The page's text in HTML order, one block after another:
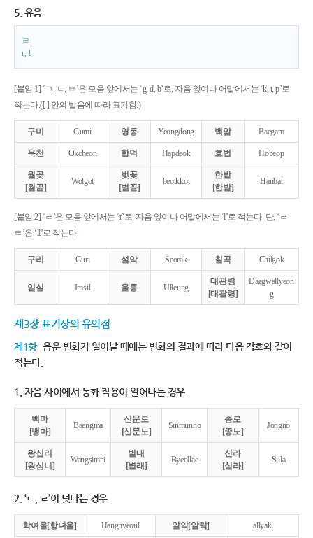
5. 유음
ㄹ
r, l
[붙임 1] ‘ㄱ, ㄷ, ㅂ’은 모음 앞에서는 ‘g, d, b’로, 자음 앞이나 어말에서는 ‘k, t, p’로
적는다.([ ] 안의 발음에 따라 표기함.)
구미 Gumi 영동 Yeongdong 백암 Baegam
옥천 Okcheon 합덕 Hapdeok 호법 Hobeop
월곶
[월곧]
Wolgot
벚꽃
[벋꼳]
beotkkot
한밭
[한받]
Hanbat
[붙임 2] ‘ㄹ’은 모음 앞에서는 ‘r’로, 자음 앞이나 어말에서는 ‘l’로 적는다. 단, ‘ㄹ
ㄹ’은 ‘ll’로 적는다.
구리 Guri 설악 Seorak 칠곡 Chilgok
임실 Imsil 울릉 Ulleung
대관령
[대괄령]
Daegwallyeon
g
제3장 표기상의 유의점
제1항 음운 변화가 일어날 때에는 변화의 결과에 따라 다음 각호와 같이
적는다.
1. 자음 사이에서 동화 작용이 일어나는 경우
백마
[뱅마]
Baengma
신문로
[신문노]
Sinmunno
종로
[종노]
Jongno
왕십리
[왕심니]
Wangsimni
별내
[별래]
Byeollae
신라
[실라]
Silla
2. ‘ㄴ, ㄹ’이 덧나는 경우
학여울[항녀울] Hangnyeoul 알약[알략] allyak